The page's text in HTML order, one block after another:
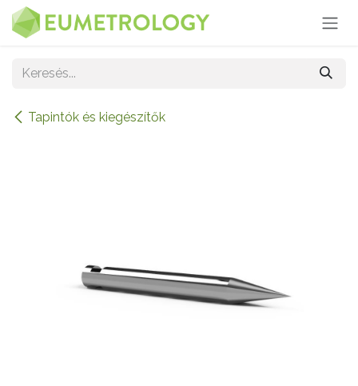
Kihagyás és továbblépés a tartalomhoz
Tapintók és kiegészítők